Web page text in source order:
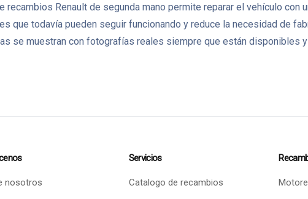
Renault de segunda mano permite reparar el vehículo
que todavía pueden seguir funcionando y reduce la necesidad de
se muestran con fotografías reales siempre que están disponibles
nosotros
Servicios
Catalogo de recambios